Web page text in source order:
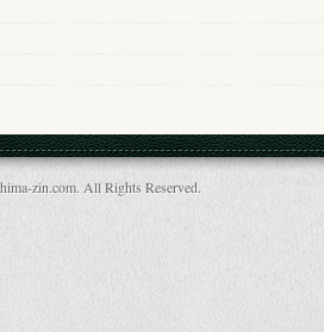
zin.com. All Rights Reserved.